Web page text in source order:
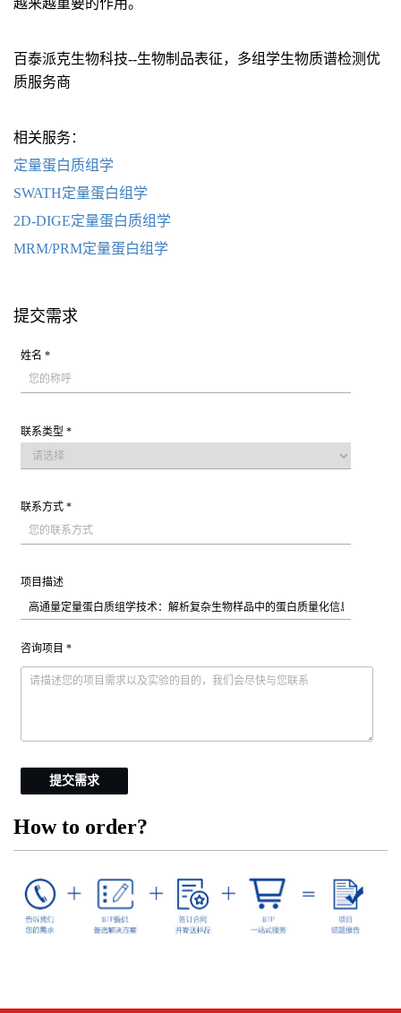
百泰派克生物科技--生物制品表征，多组学生物质谱检测优
质服务商
相关服务：
定量蛋白质组学
SWATH定量蛋白组学
2D-DIGE定量蛋白质组学
MRM/PRM定量蛋白组学
提交需求
姓名 *
联系类型 *
联系方式 *
项目描述
咨询项目 *
提交需求
How to order?